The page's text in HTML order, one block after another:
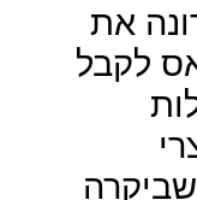
את
לקבל